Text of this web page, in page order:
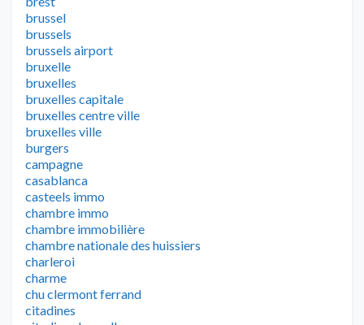
brussel
brussels
brussels airport
bruxelle
bruxelles
bruxelles capitale
bruxelles centre ville
bruxelles ville
burgers
campagne
casablanca
casteels immo
chambre immo
chambre immobilière
chambre nationale des huissiers
charleroi
charme
chu clermont ferrand
citadines